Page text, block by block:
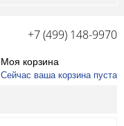
+7 (499) 148-9970
Моя корзина
Сейчас ваша корзина пуста